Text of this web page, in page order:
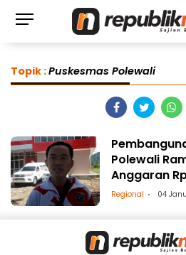
Topik :Puskesmas Polewali
Polewali
Anggaran
Regional 04